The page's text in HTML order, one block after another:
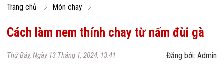
Trang chủ Món chay
Cách làm nem thính chay từ nấm đùi gà
Thứ Bảy, Ngày 13 Tháng 1, 2024, 13:41 Đăng bởi: Admin